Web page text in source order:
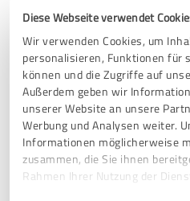
Diese Webseite verwendet
Wir verwenden Cookies, um
personalisieren, Funktionen für
können und die Zugriffe auf
Außerdem geben wir
unserer Website an unsere
Werbung und Analysen weiter.
Informationen möglicherweise
zusammen, die Sie ihnen
Rahmen Ihrer Nutzung der
5,00 von 5
SEHR GUT
Die Fa. Klimaberatung Rolf
der Planung und Umsetzung